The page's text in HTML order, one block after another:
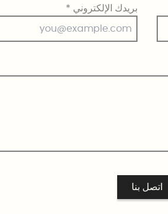
بريدك الإلكتروني *
اتصل بنا